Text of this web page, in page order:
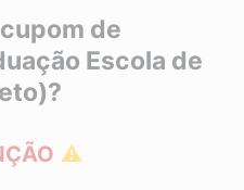
de
Escola de
⚠